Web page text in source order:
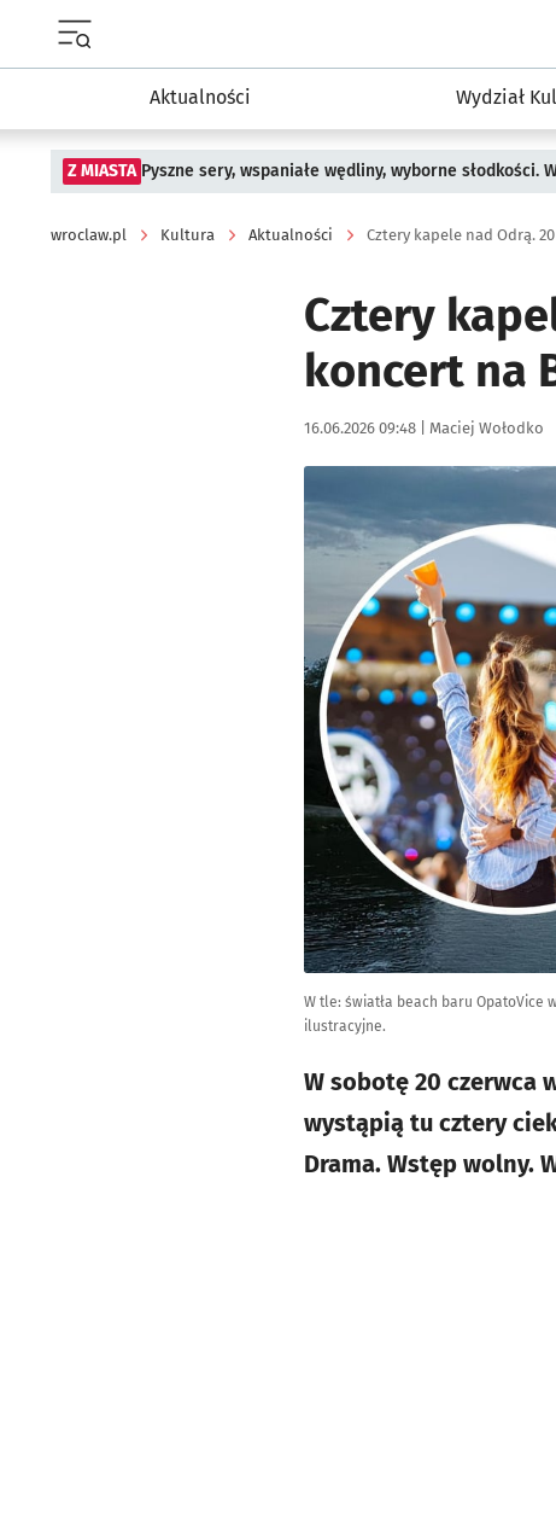
Aktualności Wydział
Z MIASTA Pyszne sery, wspaniałe wędliny, wyborne słodkości.
wroclaw.pl Kultura Aktualności Cztery kapele nad Odrą.
Cztery
koncert na
Data publikacji:
16.06.2026 09:48 | Autor:
Maciej Wołodko
Kliknij, aby powiększyć
W tle: światła beach baru OpatoVice
ilustracyjne.
W sobotę 20 czerwca
wystąpią tu cztery
Drama. Wstęp wolny.